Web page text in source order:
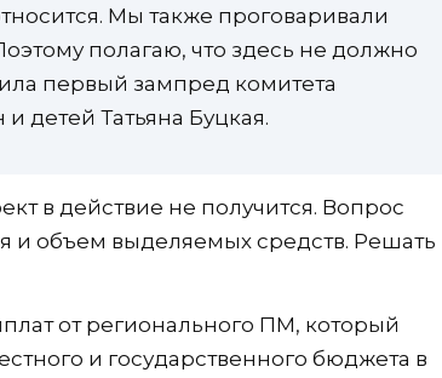
Мы также проговаривали
полагаю, что здесь не должно
первый зампред комитета
детей Татьяна Буцкая.
в действие не получится. Вопрос
и объем выделяемых средств. Решать
от регионального ПМ, который
и государственного бюджета в